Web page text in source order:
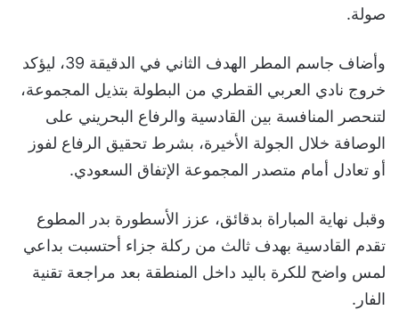
صولة.
وأضاف جاسم المطر الهدف الثاني في الدقيقة 39، ليؤكد
خروج نادي العربي القطري من البطولة بتذيل المجموعة،
لتنحصر المنافسة بين القادسية والرفاع البحريني على
الوصافة خلال الجولة الأخيرة، بشرط تحقيق الرفاع لفوز
أو تعادل أمام متصدر المجموعة الإتفاق السعودي.
وقبل نهاية المباراة بدقائق، عزز الأسطورة بدر المطوع
تقدم القادسية بهدف ثالث من ركلة جزاء أحتسبت بداعي
لمس واضح للكرة باليد داخل المنطقة بعد مراجعة تقنية
الفار.